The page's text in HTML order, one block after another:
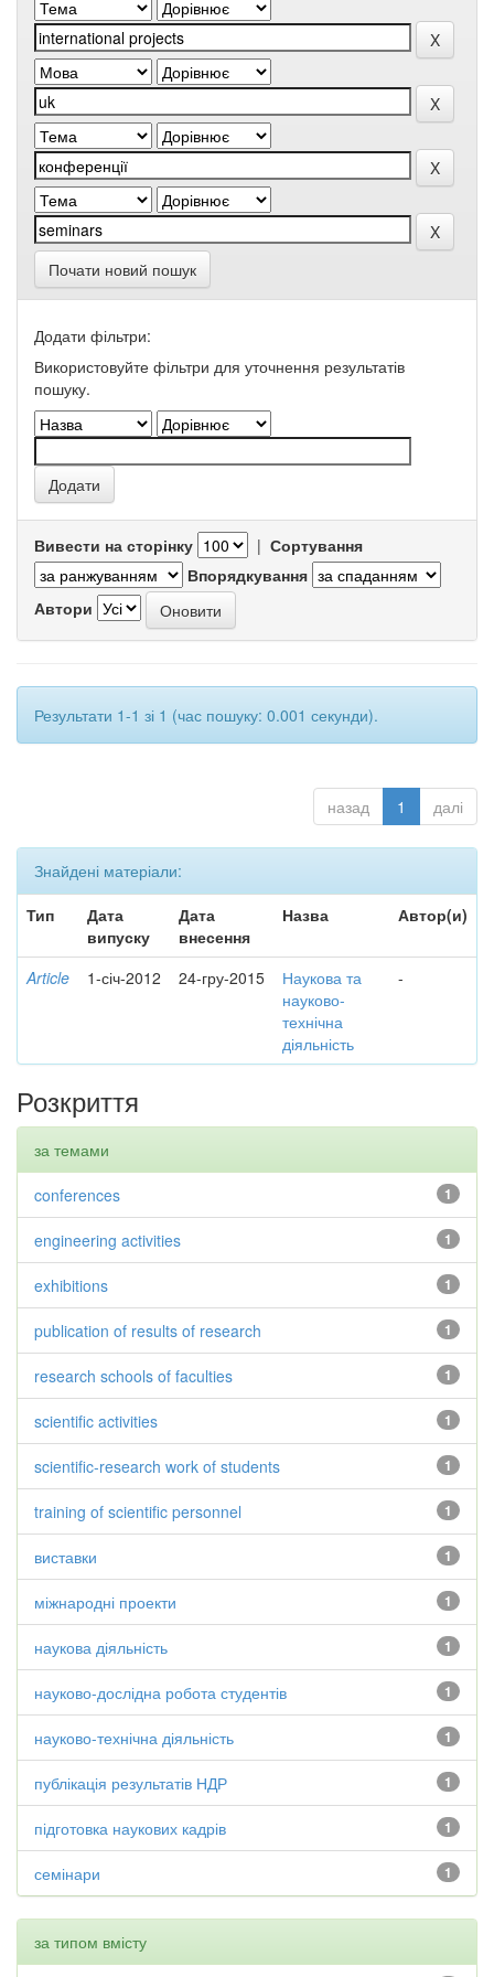
Почати новий пошук
Додати фільтри:
Використовуйте фільтри для уточнення результатів
пошуку.
Вивести на сторінку | Сортування
Впорядкування
Автори
Результати 1-1 зі 1 (час пошуку: 0.001 секунди).
назад 1 далі
Знайдені матеріали:
Тип
Дата
випуску
Дата
внесення
Назва Автор(и)
Article 1-січ-2012 24-гру-2015
Наукова та
науково-
технічна
діяльність
-
Розкриття
за темами
1
conferences
1
engineering activities
1
exhibitions
1
publication of results of research
1
research schools of faculties
1
scientific activities
1
scientific-research work of students
1
training of scientific personnel
1
виставки
1
міжнародні проекти
1
наукова діяльність
1
науково-дослідна робота студентів
1
науково-технічна діяльність
1
публікація результатів НДР
1
підготовка наукових кадрів
1
семінари
за типом вмісту